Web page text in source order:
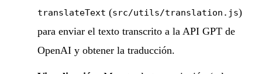
translateText (src/utils/translation.js)
para enviar el texto transcrito a la API GPT de
OpenAI y obtener la traducción.